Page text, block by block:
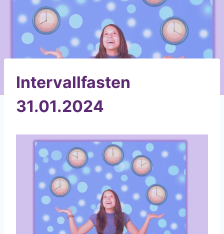
Intervallfasten
31.01.2024